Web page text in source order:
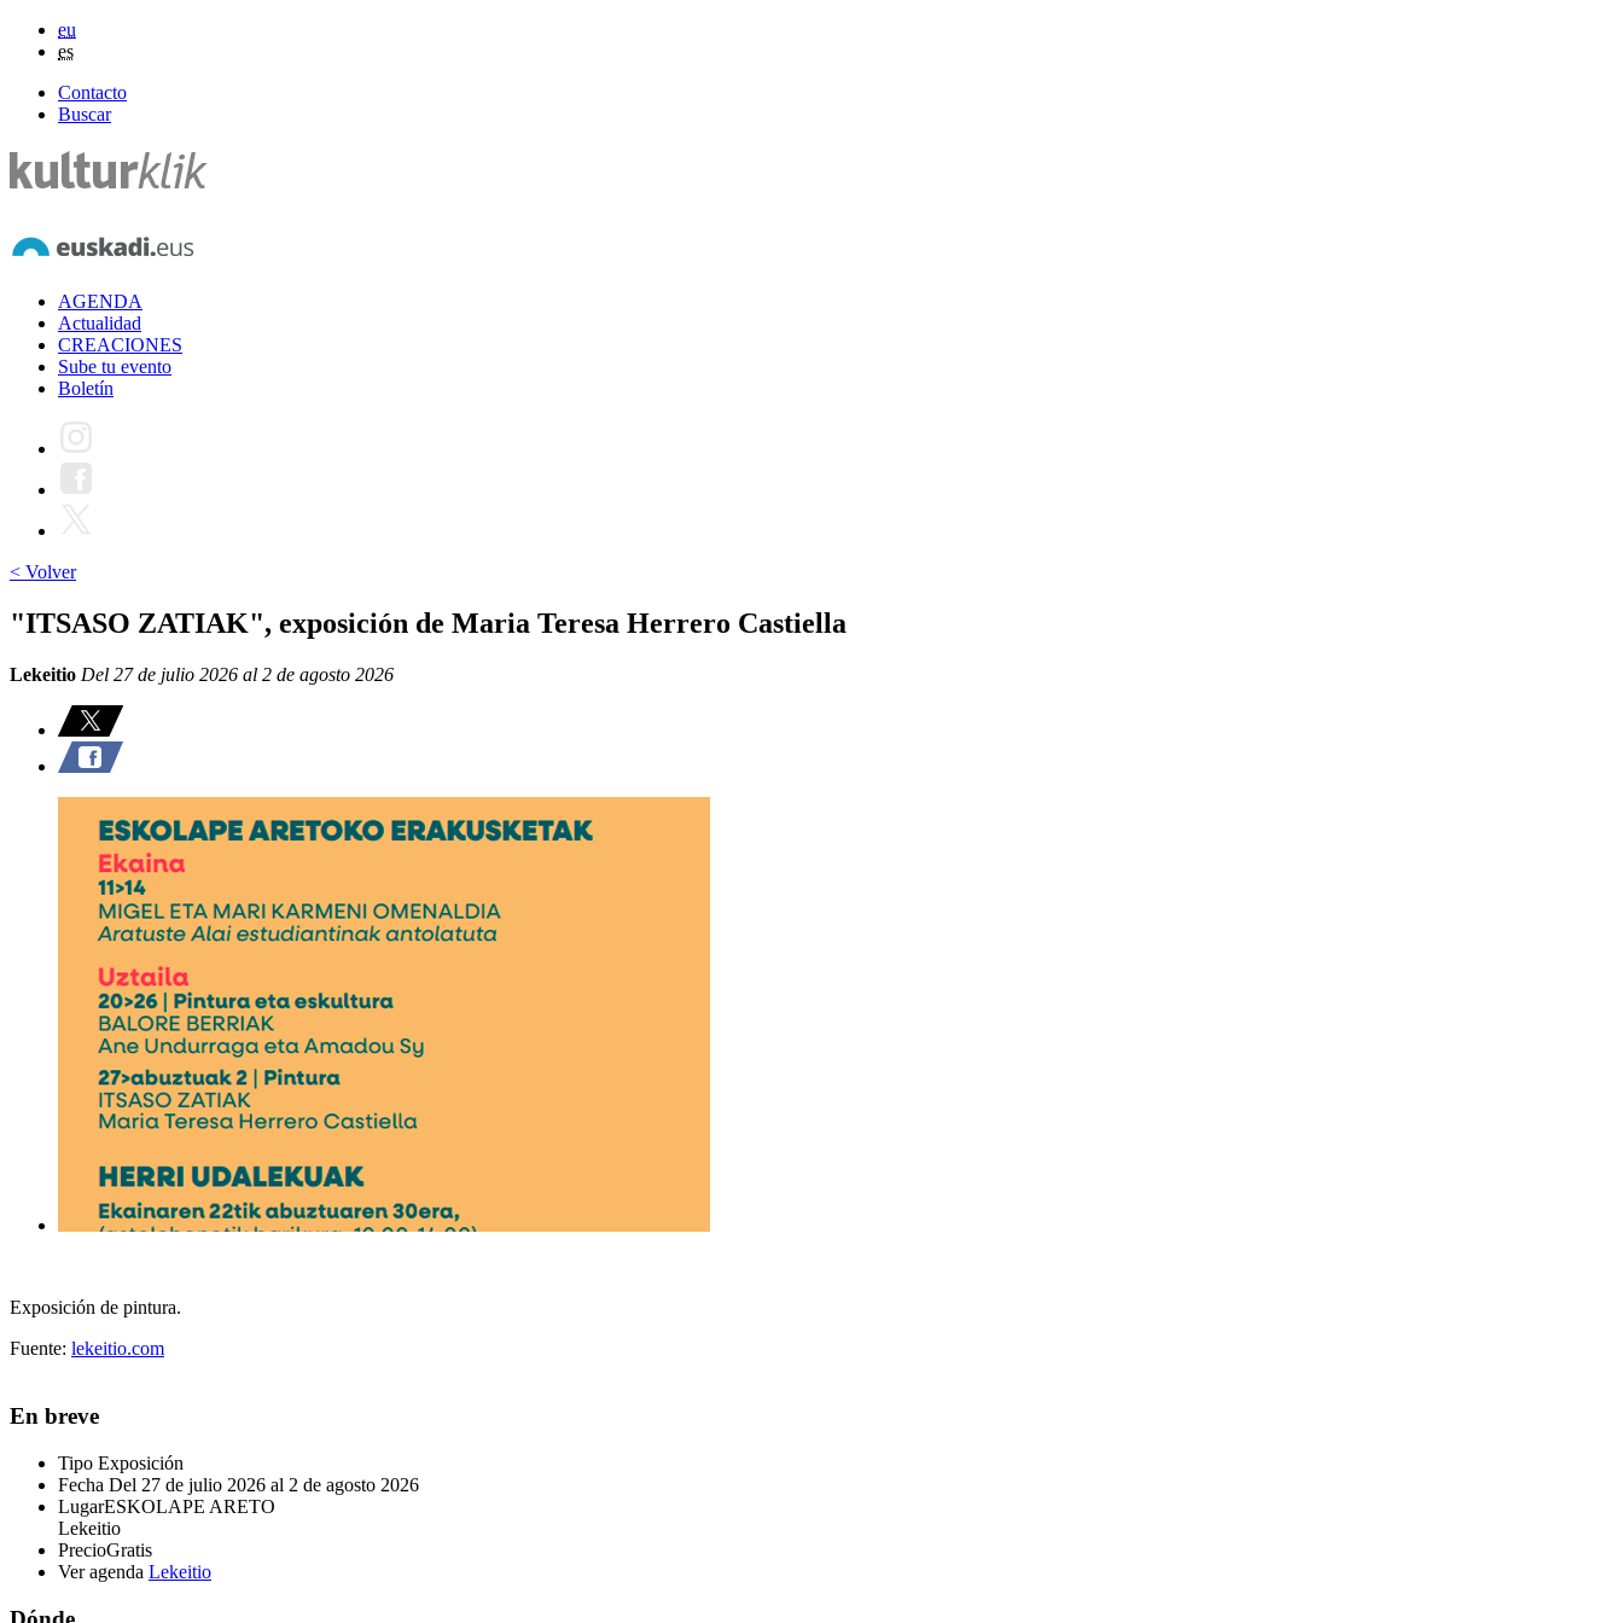
eu
es
Contacto
Buscar
AGENDA
Actualidad
CREACIONES
Sube tu evento
Boletín
< Volver
"ITSASO ZATIAK", exposición de Maria Teresa Herrero Castiella
Lekeitio Del 27 de julio 2026 al 2 de agosto 2026
Exposición de pintura.
Fuente: lekeitio.com
En breve
Tipo Exposición
Fecha Del 27 de julio 2026 al 2 de agosto 2026
LugarESKOLAPE ARETO
Lekeitio
PrecioGratis
Ver agenda Lekeitio